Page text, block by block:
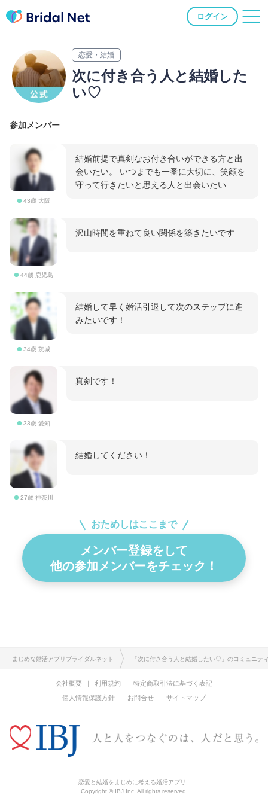
ログイン
恋愛・結婚
次に付き合う人と結婚した
い♡
参加メンバー
43歳 大阪
結婚前提で真剣なお付き合いができる方と出
会いたい。 いつまでも一番に大切に、笑顔を
守って行きたいと思える人と出会いたい
44歳 鹿児島
沢山時間を重ねて良い関係を築きたいです
34歳 茨城
結婚して早く婚活引退して次のステップに進
みたいです！
33歳 愛知
真剣です！
27歳 神奈川
結婚してください！
おためしはここまで
メンバー登録をして
他の参加メンバーをチェック！
まじめな婚活アプリブライダルネット 「次に付き合う人と結婚したい♡」のコミュニテ
会社概要 利用規約
特定商取引法に基づく表記
個人情報保護方針
お問合せ サイトマップ
恋愛と結婚をまじめに考える婚活アプリ
Copyright © IBJ Inc. All rights reserved.